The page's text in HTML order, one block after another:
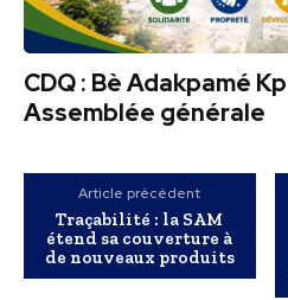
CDQ : Bè Adakpamé
Assemblée générale
Article précédent
Traçabilité : la SAM
étend sa couverture à
de nouveaux produits